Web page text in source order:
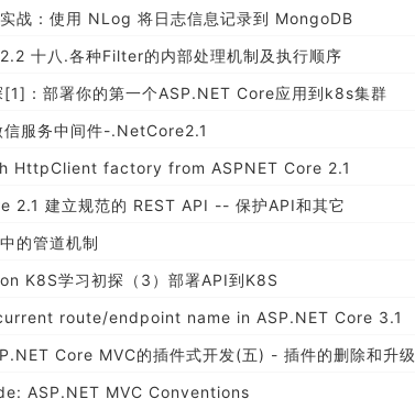
战：使用 NLog 将日志信息记录到 MongoDB
十八.各种Filter的内部处理机制及执行顺序
：部署你的第一个ASP.NET Core应用到k8s集群
服务中间件-.NetCore2.1
HttpClient factory from ASPNET Core 2.1
2.1 建立规范的 REST API -- 保护API和其它
的管道机制
K8S学习初探（3）部署API到K8S
route/endpoint name in ASP.NET Core 3.1
Core MVC的插件式开发(五) - 插件的删除和升级
ASP.NET MVC Conventions